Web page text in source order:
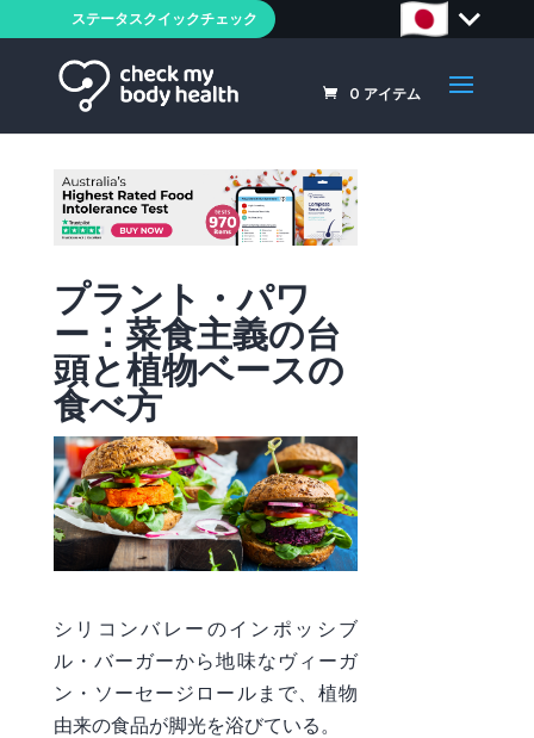
ステータスクイックチェック
0 アイテム
プラント・パワ
ー：菜食主義の台
頭と植物ベースの
食べ方
シリコンバレーのインポッシブ
ル・バーガーから地味なヴィーガ
ン・ソーセージロールまで、植物
由来の食品が脚光を浴びている。